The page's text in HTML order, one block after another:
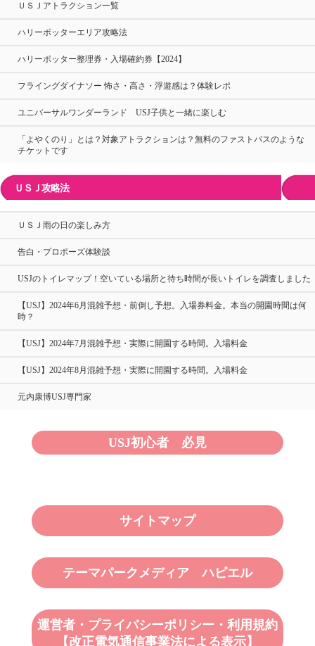
ＵＳＪアトラクション一覧
ハリーポッターエリア攻略法
ハリーポッター整理券・入場確約券【2024】
フライングダイナソー 怖さ・高さ・浮遊感は？体験レポ
ユニバーサルワンダーランド USJ子供と一緒に楽しむ
「よやくのり」とは？対象アトラクションは？無料のファストパスのような
チケットです
ＵＳＪ攻略法
ＵＳＪ雨の日の楽しみ方
告白・プロポーズ体験談
USJのトイレマップ！空いている場所と待ち時間が長いトイレを調査しました
【USJ】2024年6月混雑予想・前倒し予想。入場券料金。本当の開園時間は何
時？
【USJ】2024年7月混雑予想・実際に開園する時間。入場料金
【USJ】2024年8月混雑予想・実際に開園する時間。入場料金
元内康博USJ専門家
USJ初心者 必見
サイトマップ
テーマパークメディア ハピエル
運営者・プライバシーポリシー・利用規約
【改正電気通信事業法による表示】